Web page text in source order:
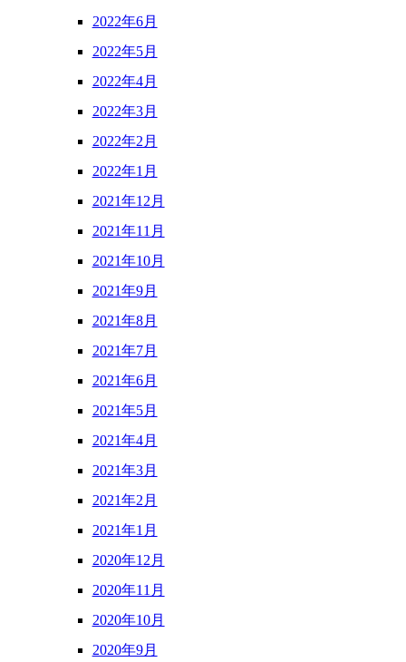
2022年6月
2022年5月
2022年4月
2022年3月
2022年2月
2022年1月
2021年12月
2021年11月
2021年10月
2021年9月
2021年8月
2021年7月
2021年6月
2021年5月
2021年4月
2021年3月
2021年2月
2021年1月
2020年12月
2020年11月
2020年10月
2020年9月